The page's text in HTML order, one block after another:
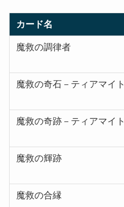
カード名
魔救の調律者
魔救の奇石－ティアマイト
魔救の奇跡－ティアマイト
魔救の輝跡
魔救の合縁